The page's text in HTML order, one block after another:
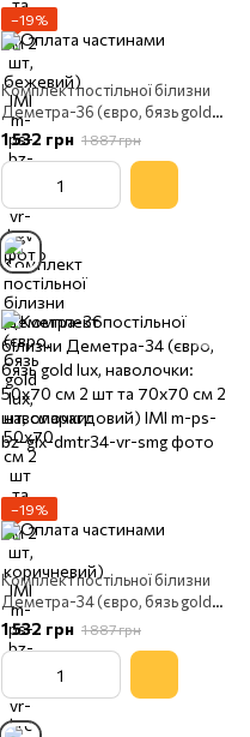
−19%
Комплект постільної білизни
Деметра-36 (євро, бязь gold
lux, наволочки: 50х70 см 2 шт
та 70х70 см 2 шт, коричневий)
1 532 грн 1 887 грн
−19%
Комплект постільної білизни
Деметра-34 (євро, бязь gold
lux, наволочки: 50х70 см 2 шт
та 70х70 см 2 шт,
смарагдовий) IMI
1 532 грн 1 887 грн